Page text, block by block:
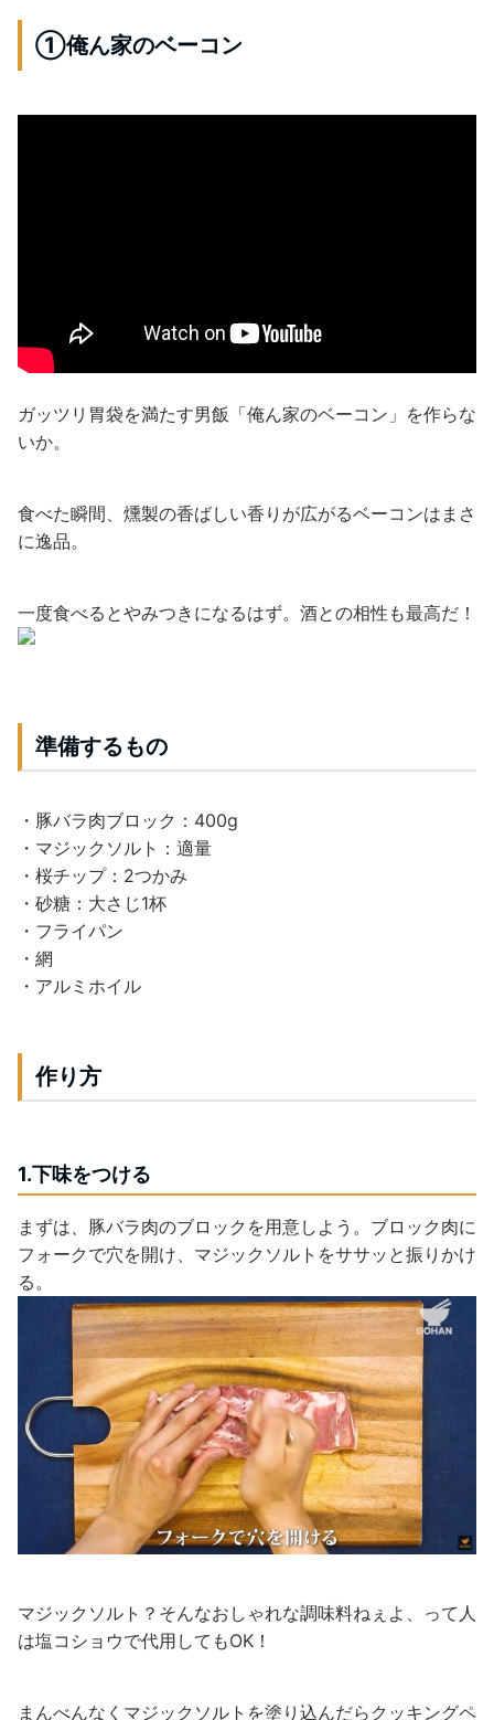
①俺ん家のベーコン
ガッツリ胃袋を満たす男飯「俺ん家のベーコン」を作らな
いか。
食べた瞬間、燻製の香ばしい香りが広がるベーコンはまさ
に逸品。
一度食べるとやみつきになるはず。酒との相性も最高だ！
準備するもの
・豚バラ肉ブロック：400g
・マジックソルト：適量
・桜チップ：2つかみ
・砂糖：大さじ1杯
・フライパン
・網
・アルミホイル
作り方
1.下味をつける
まずは、豚バラ肉のブロックを用意しよう。ブロック肉に
フォークで穴を開け、マジックソルトをササッと振りかけ
る。
マジックソルト？そんなおしゃれな調味料ねぇよ、って人
は塩コショウで代用してもOK！
まんべんなくマジックソルトを塗り込んだらクッキングペ